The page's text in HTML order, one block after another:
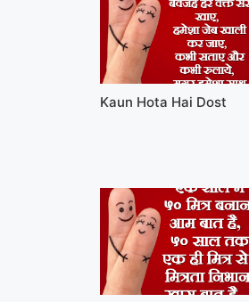
Kaun Hota Hai Dost